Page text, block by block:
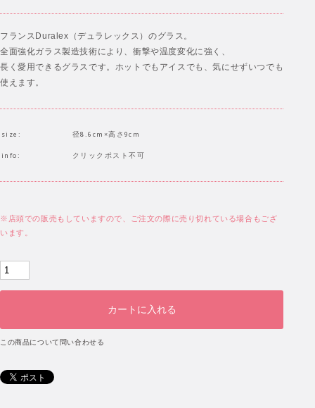
フランスDuralex（デュラレックス）のグラス。
全面強化ガラス製造技術により、衝撃や温度変化に強く、
長く愛用できるグラスです。ホットでもアイスでも、気にせずいつでも
使えます。
size: 径8.6cm×高さ9cm
info: クリックポスト不可
※店頭での販売もしていますので、ご注文の際に売り切れている場合もござ
います。
この商品について問い合わせる